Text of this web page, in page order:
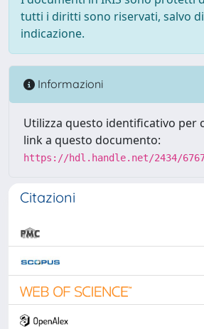
tutti i diritti sono riservati, salvo
indicazione.
Informazioni
Utilizza questo identificativo per
link a questo documento:
https://hdl.handle.net/2434/
Citazioni